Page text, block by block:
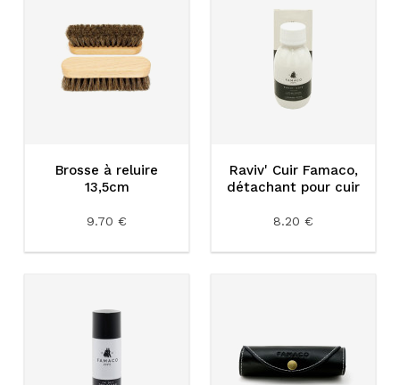
Brosse à reluire
13,5cm
9.70 €
Raviv' Cuir Famaco,
détachant pour cuir
8.20 €